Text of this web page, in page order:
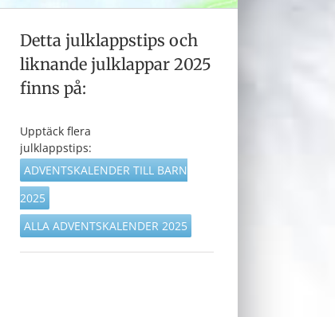
Detta julklappstips och
liknande julklappar 2025
finns på:
Upptäck flera
julklappstips:
ADVENTSKALENDER TILL BARN
2025
ALLA ADVENTSKALENDER 2025